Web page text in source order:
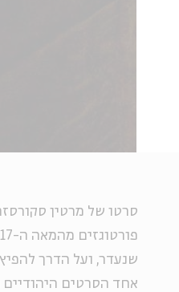
סרטו של מרטין
שנעדר, ועל הדרך
אחד הסרטים היהודיים